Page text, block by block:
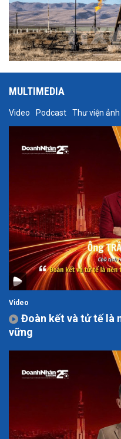
MULTIMEDIA
Video Podcast Thư viện ảnh
Video
Đoàn kết và tử tế là
vững